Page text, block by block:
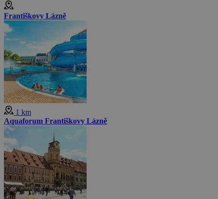
Františkovy Lázně
1 km
Aquaforum Františkovy Lázně